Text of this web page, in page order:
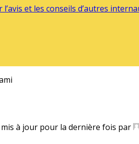
et les conseils d’autres
à jour pour la dernière fois par